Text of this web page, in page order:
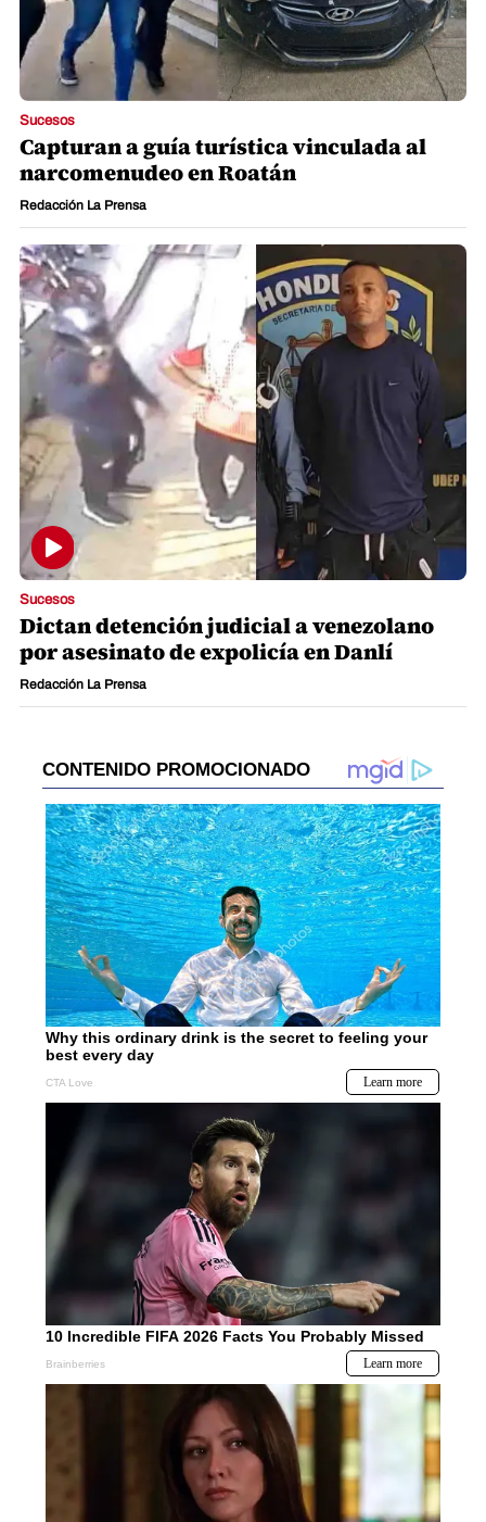
Sucesos
Capturan a guía turística vinculada al
narcomenudeo en Roatán
Redacción La Prensa
Sucesos
Dictan detención judicial a venezolano
por asesinato de expolicía en Danlí
Redacción La Prensa